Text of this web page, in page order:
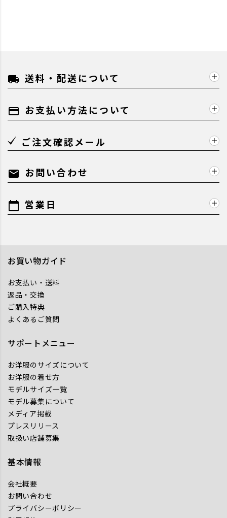
local_shipping 送料・配送について
payment お支払い方法について
ご注文確認メール
mail お問い合わせ
calendar_today 営業日
お買い物ガイド
お支払い・送料
返品・交換
ご購入特典
よくあるご質問
サポートメニュー
お洋服のサイズについて
お洋服の着せ方
モデルサイズ一覧
モデル募集について
メディア掲載
プレスリリース
取扱い店舗募集
基本情報
会社概要
お問い合わせ
プライバシーポリシー